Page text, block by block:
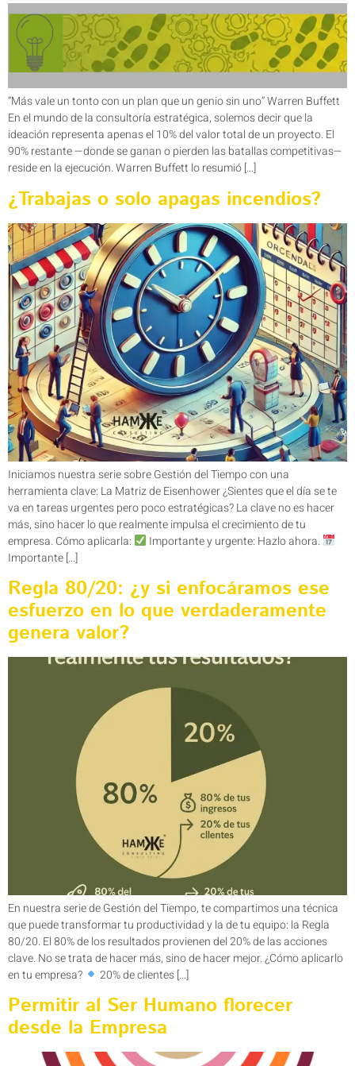
“Más vale un tonto con un plan que un genio sin uno” Warren Buffett
En el mundo de la consultoría estratégica, solemos decir que la
ideación representa apenas el 10% del valor total de un proyecto. El
90% restante —donde se ganan o pierden las batallas competitivas—
reside en la ejecución. Warren Buffett lo resumió […]
¿Trabajas o solo apagas incendios?
Iniciamos nuestra serie sobre Gestión del Tiempo con una
herramienta clave: La Matriz de Eisenhower ¿Sientes que el día se te
va en tareas urgentes pero poco estratégicas? La clave no es hacer
más, sino hacer lo que realmente impulsa el crecimiento de tu
empresa. Cómo aplicarla:
Importante y urgente: Hazlo ahora.
Importante […]
Regla 80/20: ¿y si enfocáramos ese
esfuerzo en lo que verdaderamente
genera valor?
En nuestra serie de Gestión del Tiempo, te compartimos una técnica
que puede transformar tu productividad y la de tu equipo: la Regla
80/20. El 80% de los resultados provienen del 20% de las acciones
clave. No se trata de hacer más, sino de hacer mejor. ¿Cómo aplicarlo
en tu empresa?
20% de clientes […]
Permitir al Ser Humano florecer
desde la Empresa